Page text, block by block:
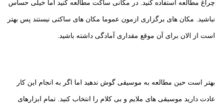
چراغ مطالعه استفاده کنید. در مکانی ساکت مطالعه کنید اما خیلی حساس
نباشید. مکان های برگزاری ازمون عموما مکان های ساکتی نیستند پس بهتر
است از الان برای آن موقع مقداری آمادگی داشته باشید.
بهتر است حین مطالعه به موسیقی گوش ندهید اما اگر به انجام این کار
عادت دارید موسیقی های ملایم و بی کلام را انتخاب کنید. تمام ابزارهای